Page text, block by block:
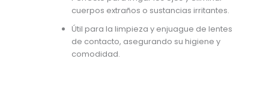
cuerpos extraños o sustancias irritantes.
Útil para la limpieza y enjuague de lentes
de contacto, asegurando su higiene y
comodidad.